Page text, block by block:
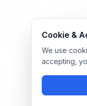
Cookie &
We use
accepting,